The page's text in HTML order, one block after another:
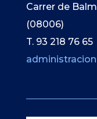
Carrer de
(08006)
T. 93 218 76 65